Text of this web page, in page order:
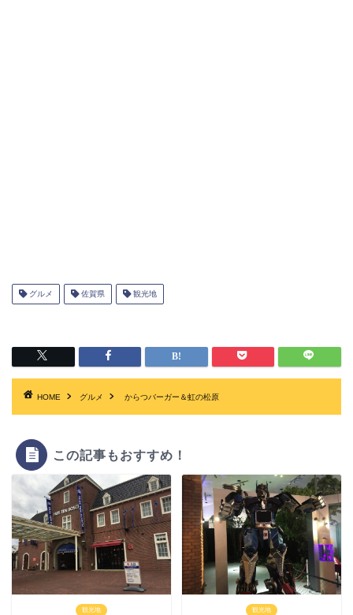
グルメ 佐賀県 観光地
HOME グルメ からつバーガー＆虹の松原
この記事もおすすめ！
観光地 観光地